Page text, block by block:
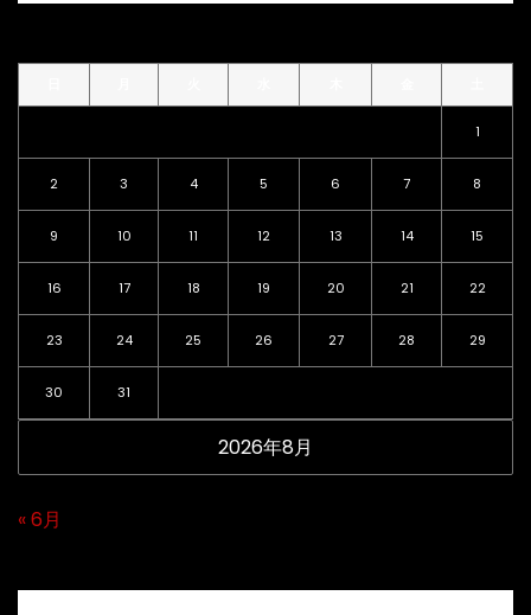
2026年8月
1
2 3 4 5 6 7 8
9 10 11 12 13 14 15
16 17 18 19 20 21 22
23 24 25 26 27 28 29
30 31
« 6月